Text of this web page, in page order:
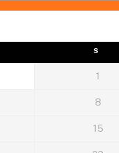
S
1
8
15